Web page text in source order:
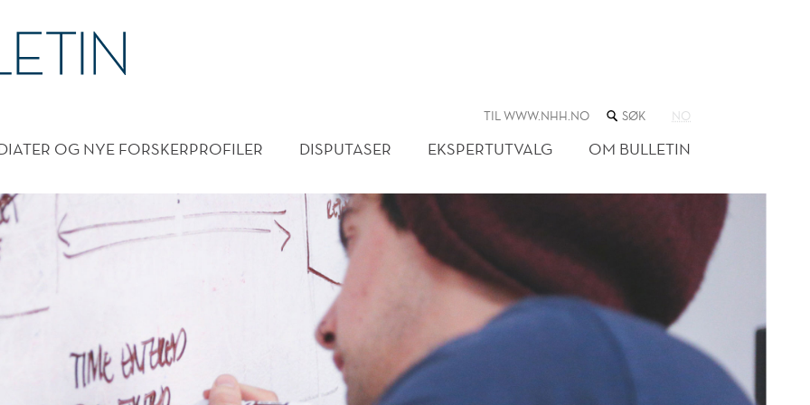
TIL WWW.NHH.NO SØK
NETTSTEDET
NO
OG NYE FORSKERPROFILER DISPUTASER EKSPERTUTVALG OM BULLETIN